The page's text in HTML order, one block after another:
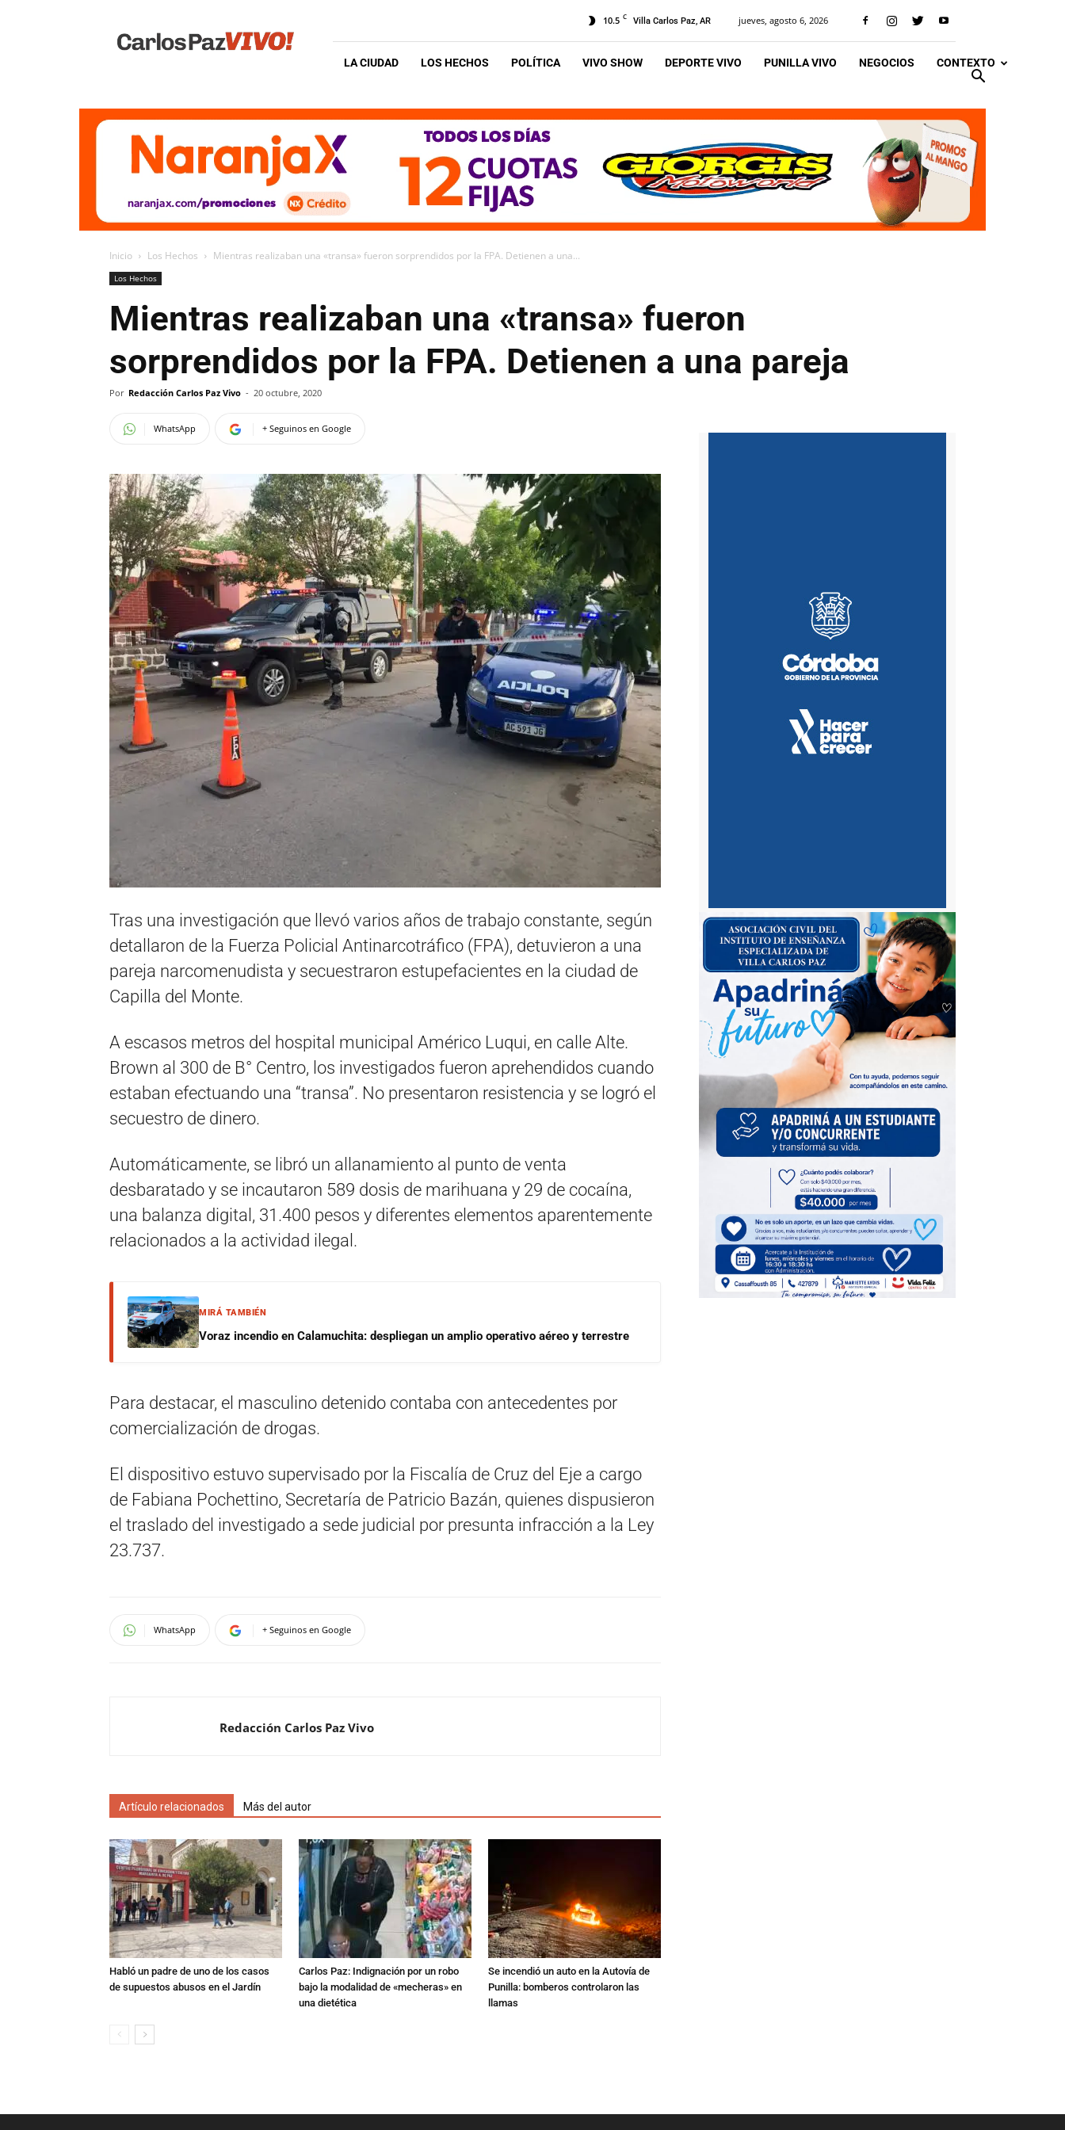
Vivo
10.5 C Villa Carlos Paz, AR jueves, agosto 6, 2026
LA CIUDAD LOS HECHOS POLÍTICA VIVO SHOW DEPORTE VIVO PUNILLA VIVO NEGOCIOS CONTEXTO
Inicio Los Hechos Mientras realizaban una «transa» fueron sorprendidos por la FPA. Detienen a una...
Los Hechos
Mientras realizaban una «transa» fueron
sorprendidos por la FPA. Detienen a una pareja
Por Redacción Carlos Paz Vivo - 20 octubre, 2020
WhatsApp + Seguinos en Google
Tras una investigación que llevó varios años de trabajo constante, según
detallaron de la Fuerza Policial Antinarcotráfico (FPA), detuvieron a una
pareja narcomenudista y secuestraron estupefacientes en la ciudad de
Capilla del Monte.
A escasos metros del hospital municipal Américo Luqui, en calle Alte.
Brown al 300 de B° Centro, los investigados fueron aprehendidos cuando
estaban efectuando una “transa”. No presentaron resistencia y se logró el
secuestro de dinero.
Automáticamente, se libró un allanamiento al punto de venta
desbaratado y se incautaron 589 dosis de marihuana y 29 de cocaína,
una balanza digital, 31.400 pesos y diferentes elementos aparentemente
relacionados a la actividad ilegal.
MIRÁ TAMBIÉN
Voraz incendio en Calamuchita: despliegan un amplio operativo aéreo y terrestre
Para destacar, el masculino detenido contaba con antecedentes por
comercialización de drogas.
El dispositivo estuvo supervisado por la Fiscalía de Cruz del Eje a cargo
de Fabiana Pochettino, Secretaría de Patricio Bazán, quienes dispusieron
el traslado del investigado a sede judicial por presunta infracción a la Ley
23.737.
WhatsApp + Seguinos en Google
Redacción Carlos Paz Vivo
Artículo relacionados Más del autor
Habló un padre de uno de los casos
de supuestos abusos en el Jardín
Carlos Paz: Indignación por un robo
bajo la modalidad de «mecheras» en
una dietética
Se incendió un auto en la Autovía de
Punilla: bomberos controlaron las
llamas